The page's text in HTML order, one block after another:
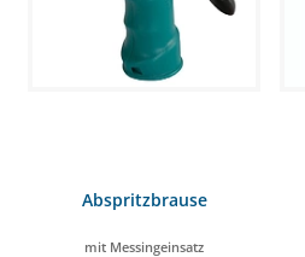
Abspritzbrause
mit Messingeinsatz